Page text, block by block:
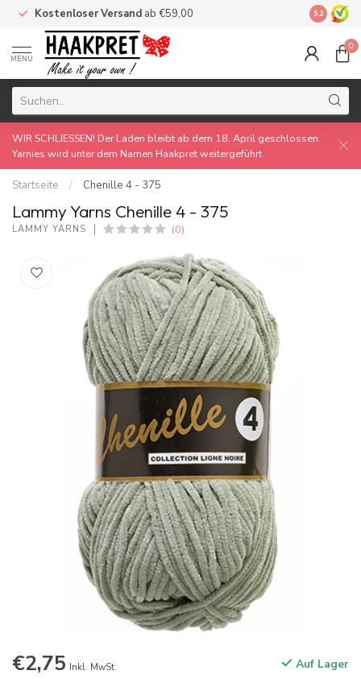
Kostenloser Versand ab €59,00 Made by
9.2
MENU
0
WIR SCHLIESSEN! Der Laden bleibt ab dem 18. April geschlossen.
Yarnies wird unter dem Namen Haakpret weitergeführt.
Startseite / Chenille 4 - 375
Lammy Yarns Chenille 4 - 375
LAMMY YARNS (0)
€2,75 Inkl. MwSt. Auf Lager